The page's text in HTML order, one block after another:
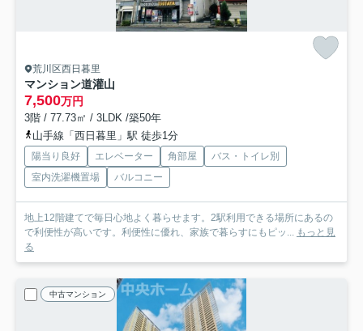
荒川区西日暮里
マンション道灌山
7,500万円
3階 / 77.73㎡ / 3LDK /築50年
山手線「西日暮里」駅 徒歩1分
陽当り良好 エレベーター 角部屋
バス・トイレ別
室内洗濯機置場
バルコニー
地上12階建てで毎日心地よく暮らせます。2駅利用できる場所にあるの
で利便性が高いです。利便性に優れ、家族で暮らすにもピッ... もっと見
る
中古マンション